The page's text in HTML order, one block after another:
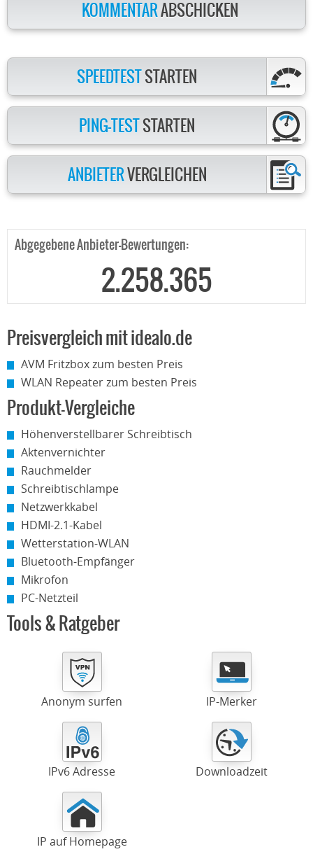
KOMMENTARABSCHICKEN
SPEEDTESTSTARTEN
PING-TESTSTARTEN
ANBIETERVERGLEICHEN
Abgegebene Anbieter-Bewertungen:
2.258.365
Preisvergleich mit idealo.de
AVM Fritzbox zum besten Preis
WLAN Repeater zum besten Preis
Produkt-Vergleiche
Höhenverstellbarer Schreibtisch
Aktenvernichter
Rauchmelder
Schreibtischlampe
Netzwerkkabel
HDMI-2.1-Kabel
Wetterstation-WLAN
Bluetooth-Empfänger
Mikrofon
PC-Netzteil
Tools & Ratgeber
Anonym surfen IP-Merker
IPv6 Adresse Downloadzeit
IP auf Homepage